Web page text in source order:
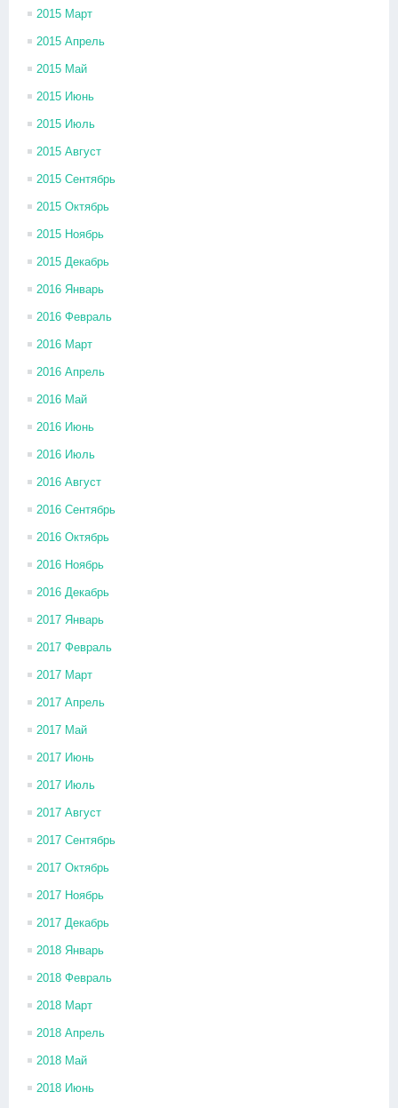
2015 Март
2015 Апрель
2015 Май
2015 Июнь
2015 Июль
2015 Август
2015 Сентябрь
2015 Октябрь
2015 Ноябрь
2015 Декабрь
2016 Январь
2016 Февраль
2016 Март
2016 Апрель
2016 Май
2016 Июнь
2016 Июль
2016 Август
2016 Сентябрь
2016 Октябрь
2016 Ноябрь
2016 Декабрь
2017 Январь
2017 Февраль
2017 Март
2017 Апрель
2017 Май
2017 Июнь
2017 Июль
2017 Август
2017 Сентябрь
2017 Октябрь
2017 Ноябрь
2017 Декабрь
2018 Январь
2018 Февраль
2018 Март
2018 Апрель
2018 Май
2018 Июнь